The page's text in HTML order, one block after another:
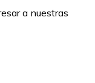
a nuestras